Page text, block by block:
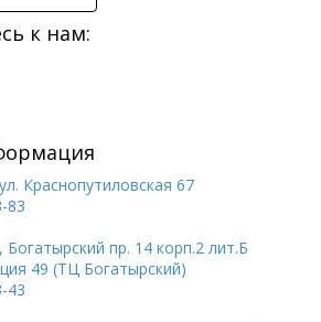
к нам:
Краснопутиловская 67
83
пр. 14 корп.2 лит.Б
49 (ТЦ Богатырский)
43